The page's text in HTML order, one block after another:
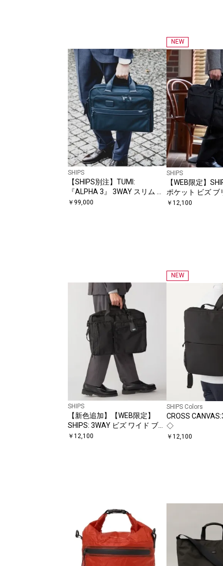
SHIPS
【SHIPS別注】TUMI:
『ALPHA 3』 3WAY スリム ブ
リーフ
￥ 99,000
NEW
SHIPS
【WEB限定】
ポケット ビズ ブ
￥ 12,100
SHIPS
【新色追加】【WEB限定】
SHIPS: 3WAY ビズ ワイド ブリ
ーフ バッグ
￥ 12,100
NEW
SHIPS Colors
CROSS
◇
￥ 12,100